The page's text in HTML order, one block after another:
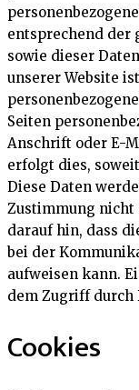
entsprechend der
sowie dieser
unserer Website
Seiten
Anschrift oder E-
erfolgt dies,
Diese Daten
Zustimmung nicht
darauf hin, dass
bei der
aufweisen kann.
dem Zugriff
Cookies